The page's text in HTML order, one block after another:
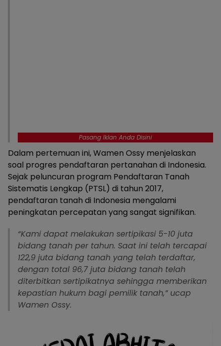
Pasang Iklan Anda Disini
Dalam pertemuan ini, Wamen Ossy menjelaskan
soal progres pendaftaran pertanahan di Indonesia.
Sejak peluncuran program Pendaftaran Tanah
Sistematis Lengkap (PTSL) di tahun 2017,
pendaftaran tanah di Indonesia mengalami
peningkatan percepatan yang sangat signifikan.
“Kami dapat melakukan sertipikasi 5-10 juta
bidang tanah per tahun. Saat ini telah tercapai
122,9 juta bidang tanah yang telah terdaftar,
dengan total 96,7 juta bidang tanah telah
diterbitkan sertipikatnya sehingga memberikan
kepastian hukum bagi pemilik tanah,” ucap
Wamen Ossy.